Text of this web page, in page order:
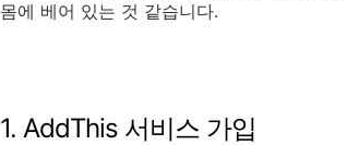
몸에 베어 있는 것 같습니다.
1. AddThis 서비스 가입